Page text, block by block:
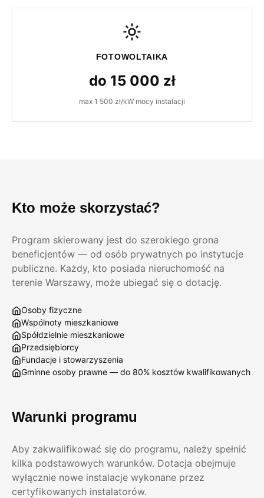
FOTOWOLTAIKA
do 15 000 zł
max 1 500 zł/kW mocy instalacji
Kto może skorzystać?
Program skierowany jest do szerokiego grona
beneficjentów — od osób prywatnych po instytucje
publiczne. Każdy, kto posiada nieruchomość na
terenie Warszawy, może ubiegać się o dotację.
Osoby fizyczne
Wspólnoty mieszkaniowe
Spółdzielnie mieszkaniowe
Przedsiębiorcy
Fundacje i stowarzyszenia
Gminne osoby prawne — do 80% kosztów kwalifikowanych
Warunki programu
Aby zakwalifikować się do programu, należy spełnić
kilka podstawowych warunków. Dotacja obejmuje
wyłącznie nowe instalacje wykonane przez
certyfikowanych instalatorów.